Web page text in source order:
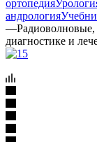
ортопедия
андрология
—Радиоволновые,
диагностике и